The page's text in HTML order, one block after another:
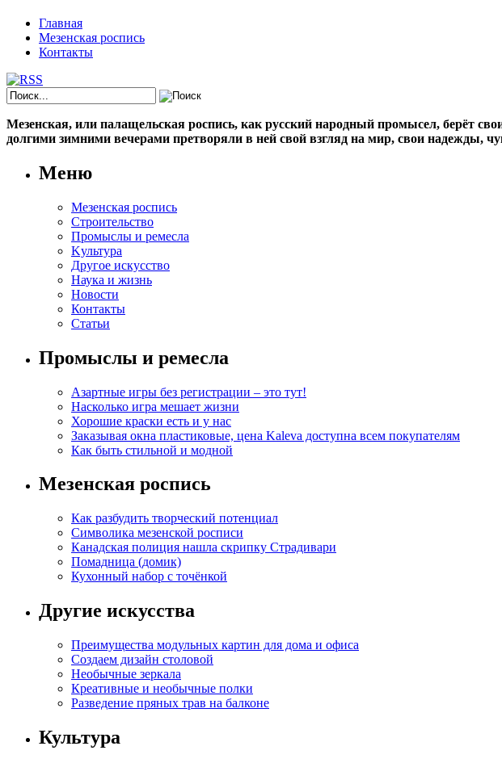
Главная
Мезенская роспись
Контакты
Мезенская, или палащельская роспись, как русский народный промысел, берёт
долгими зимними вечерами претворяли в ней свой взгляд на мир, свои надежды,
Меню
Мезенская роспись
Строительство
Промыслы и ремесла
Kультура
Другое искусство
Наука и жизнь
Новости
Контакты
Статьи
Промыслы и ремесла
Азартные игры без регистрации – это тут!
Насколько игра мешает жизни
Хорошие краски есть и у нас
Заказывая окна пластиковые, цена Kaleva доступна всем покупателям
Как быть стильной и модной
Мезенская роспись
Как разбудить творческий потенциал
Символика мезенской росписи
Канадская полиция нашла скрипку Страдивари
Помадница (домик)
Кухонный набор с точёнкой
Другие искусства
Преимущества модульных картин для дома и офиса
Создаем дизайн столовой
Необычные зеркала
Креативные и необычные полки
Разведение пряных трав на балконе
Культура